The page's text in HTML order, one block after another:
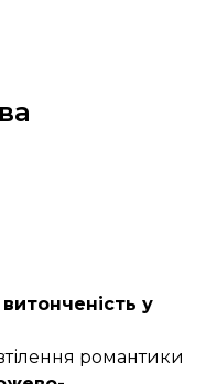
витонченість у
романтики